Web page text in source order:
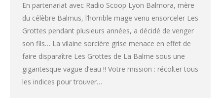
En partenariat avec Radio Scoop Lyon Balmora, mère
du célèbre Balmus, l’horrible mage venu ensorceler Les
Grottes pendant plusieurs années, a décidé de venger
son fils… La vilaine sorcière grise menace en effet de
faire disparaître Les Grottes de La Balme sous une
gigantesque vague d’eau !! Votre mission : récolter tous
les indices pour trouver…